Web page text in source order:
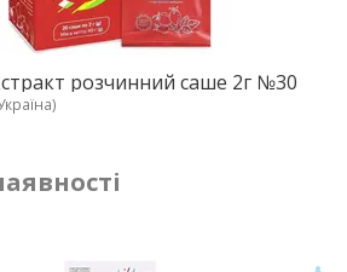
розчинний саше 2г №30